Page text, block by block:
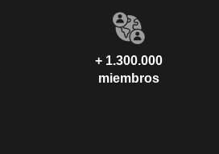
+ 1.300.000
miembros